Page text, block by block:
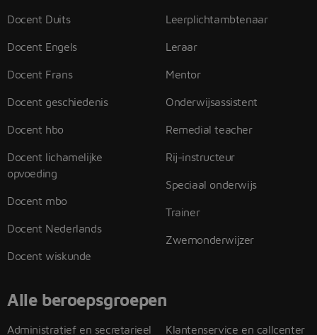
Docent Duits
Docent Engels
Docent Frans
Docent geschiedenis
Docent hbo
Docent lichamelijke
opvoeding
Docent mbo
Docent Nederlands
Docent wiskunde
Leerplichtambtenaar
Leraar
Mentor
Onderwijsassistent
Remedial teacher
Rij-instructeur
Speciaal onderwijs
Trainer
Zwemonderwijzer
Alle beroepsgroepen
Administratief en secretarieel Klantenservice en callcenter